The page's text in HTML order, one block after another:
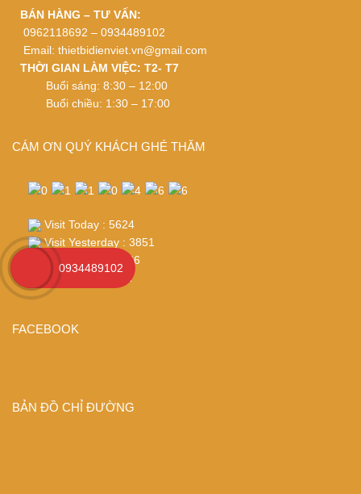
BÁN HÀNG – TƯ VẤN:
0962118692 – 0934489102
Email: thietbidienviet.vn@gmail.com
THỜI GIAN LÀM VIỆC: T2- T7
Buổi sáng: 8:30 – 12:00
Buổi chiều: 1:30 – 17:00
CÁM ƠN QUÝ KHÁCH GHÉ THĂM
Visit Today : 5624
Visit Yesterday : 3851
Total Visit : 110466
Who's Online : 27
FACEBOOK
BẢN ĐỒ CHỈ ĐƯỜNG
0934489102